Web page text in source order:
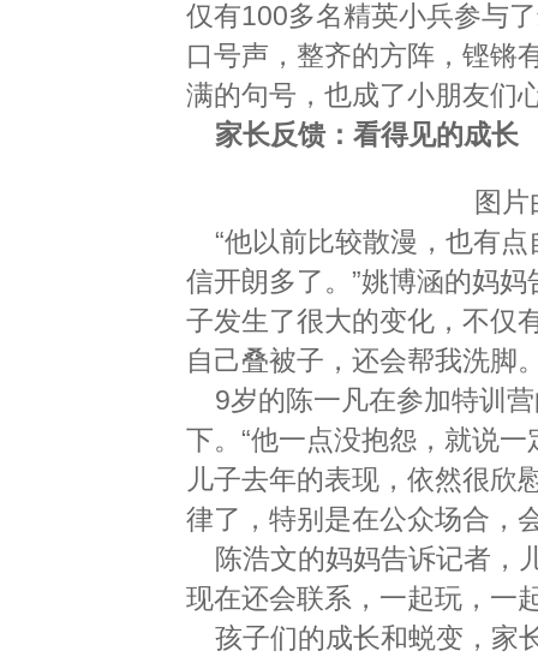
仅有100多名精英小兵参与
口号声，整齐的方阵，铿锵
满的句号，也成了小朋友们
家长反馈：看得见的成长
图
“他以前比较散漫，也有
信开朗多了。”姚博涵的妈
子发生了很大的变化，不仅
自己叠被子，还会帮我洗脚
9岁的陈一凡在参加特训
下。“他一点没抱怨，就说
儿子去年的表现，依然很欣
律了，特别是在公众场合，
陈浩文的妈妈告诉记者，
现在还会联系，一起玩，一
孩子们的成长和蜕变，家